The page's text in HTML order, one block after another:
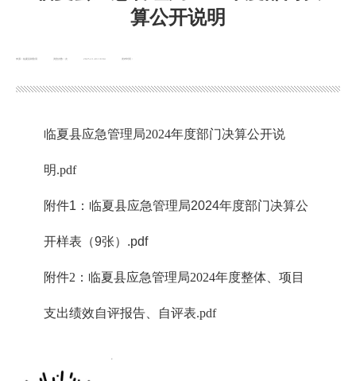
算公开说明
来源：临夏县财政局 浏览次数： 发布时间：
2025-11-03 18:04
临夏县应急管理局2024年度部门决算公开说
明.pdf
附件1：临夏县应急管理局2024年度部门决算公
开样表（9张）.pdf
附件2：临夏县应急管理局2024年度整体、项目
支出绩效自评报告、自评表.pdf
x